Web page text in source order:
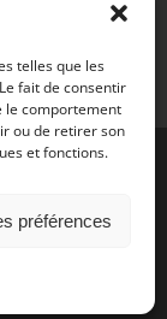
telles que les
fait de consentir
le comportement
ou de retirer son
et fonctions.
préférences